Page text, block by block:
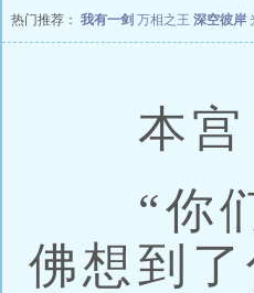
热门推荐： 我有一剑 万相之王 深空彼岸
本宫
“你们
佛想到